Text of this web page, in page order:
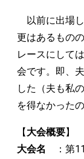
以前に出場
更はあるもの
レースにして
会です。即、
した（夫も私
を得なかった
【大会概要】
大会名
：第